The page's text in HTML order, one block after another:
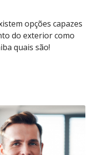
opções capazes
do exterior como
quais são!